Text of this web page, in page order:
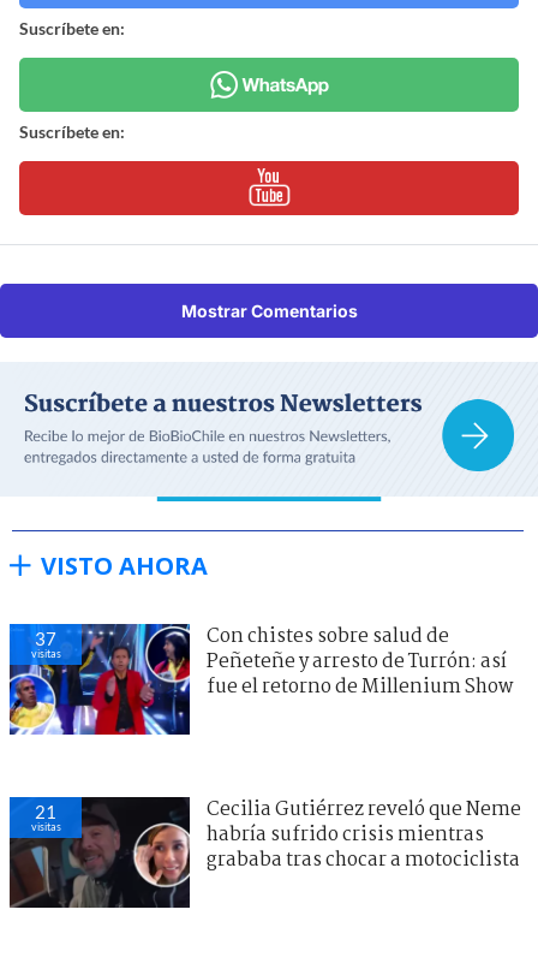
Suscríbete en:
Suscríbete en:
Mostrar Comentarios
VISTO AHORA
37
visitas
Con chistes sobre salud de
Peñeteñe y arresto de Turrón: así
fue el retorno de Millenium Show
21
visitas
Cecilia Gutiérrez reveló que Neme
habría sufrido crisis mientras
grababa tras chocar a motociclista